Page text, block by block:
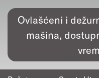
Ovlašćeni i
mašina,